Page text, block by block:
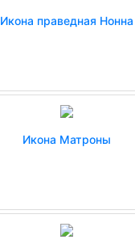
Икона праведная Нонна
Икона Матроны